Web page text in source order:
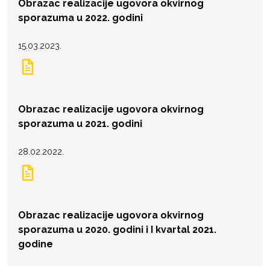
Obrazac realizacije ugovora okvirnog
sporazuma u 2022. godini
15.03.2023.
Obrazac realizacije ugovora okvirnog
sporazuma u 2021. godini
28.02.2022.
Obrazac realizacije ugovora okvirnog
sporazuma u 2020. godini i I kvartal 2021.
godine